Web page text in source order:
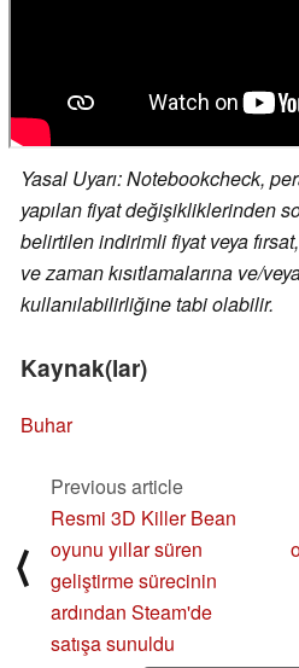
Yasal Uyarı: Notebookcheck,
yapılan fiyat değişikliklerinden
belirtilen indirimli fiyat veya
ve zaman kısıtlamalarına ve/
kullanılabilirliğine tabi olabilir.
Kaynak(lar)
Buhar
⟨
Previous article
Resmi 3D Killer Bean
oyunu yıllar süren
geliştirme sürecinin
ardından Steam'de
satışa sunuldu